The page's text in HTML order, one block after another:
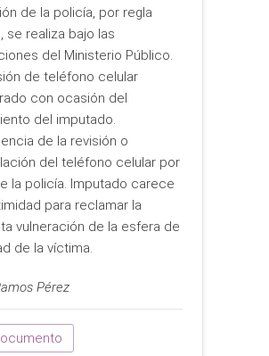
de la policía, por regla
se realiza bajo las
del Ministerio Público.
de teléfono celular
con ocasión del
del imputado.
de la revisión o
del teléfono celular por
la policía. Imputado carece
para reclamar la
vulneración de la esfera de
de la víctima.
Pérez